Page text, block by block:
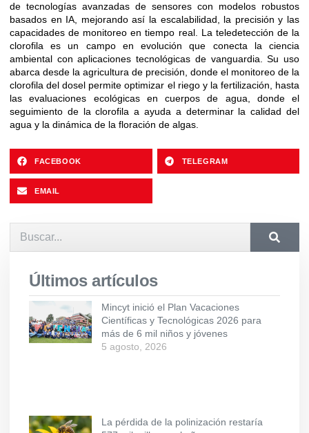
de tecnologías avanzadas de sensores con modelos robustos
basados ​​en IA, mejorando así la escalabilidad, la precisión y las
capacidades de monitoreo en tiempo real. La teledetección de la
clorofila es un campo en evolución que conecta la ciencia
ambiental con aplicaciones tecnológicas de vanguardia. Su uso
abarca desde la agricultura de precisión, donde el monitoreo de la
clorofila del dosel permite optimizar el riego y la fertilización, hasta
las evaluaciones ecológicas en cuerpos de agua, donde el
seguimiento de la clorofila a ayuda a determinar la calidad del
agua y la dinámica de la floración de algas.
FACEBOOK TELEGRAM
EMAIL
Últimos artículos
Mincyt inició el Plan Vacaciones
Científicas y Tecnológicas 2026 para
más de 6 mil niños y jóvenes
5 agosto, 2026
La pérdida de la polinización restaría